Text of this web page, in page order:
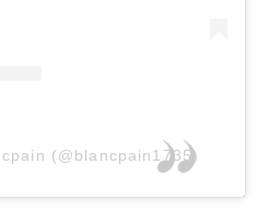
(@blancpain1735)